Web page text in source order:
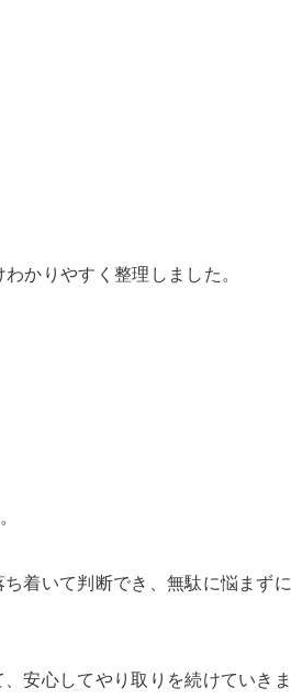
かりやすく整理しました。
着いて判断でき、無駄に悩まずに
安心してやり取りを続けていきま